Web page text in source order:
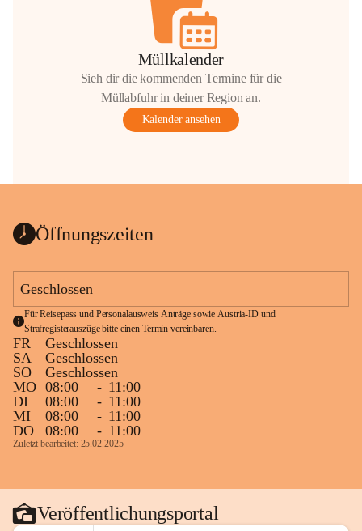
Müllkalender
Sieh dir die kommenden Termine für die
Müllabfuhr in deiner Region an.
Kalender ansehen
Öffnungszeiten
Geschlossen
Für Reisepass und Personalausweis Anträge sowie Austria-ID und
Strafregisterauszüge bitte einen Termin vereinbaren.
FR
Geschlossen
SA
Geschlossen
SO
Geschlossen
MO 08:00 - 11:00
DI
08:00 - 11:00
MI
08:00 - 11:00
DO
08:00 - 11:00
Zuletzt bearbeitet: 25.02.2025
Veröffentlichungsportal